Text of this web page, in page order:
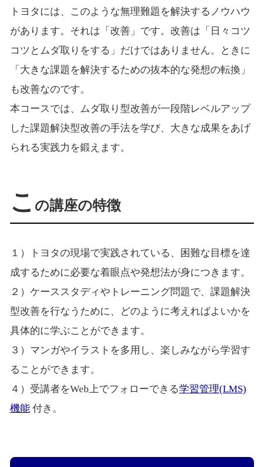
トヨタには、このような無理難題を解決するノウハウ
があります。それは「改善」です。改善は「日々コツ
コツとムダ取りをする」だけではありません。ときに
「大きな課題を解決するための抜本的な発想の転換」
も改善なのです。
本コースでは、ムダ取り型改善が一段階レベルアップ
した課題解決型改善の手法を学び、大きな成果をあげ
られる実践力を鍛えます。
こ の講座の特徴
１）トヨタの現場で実践されている、困難な目標を達
成するために必要な着眼点や発想法が身につきます。
２）ケーススタディやトレーニング問題で、課題解決
型改善を行なうために、どのように考えればよいかを
具体的に学ぶことができます。
３）マンガやイラストを多用し、楽しみながら学習す
ることができます。
４）受講者をWeb上でフォローできる学習管理(LMS)
機能付き。